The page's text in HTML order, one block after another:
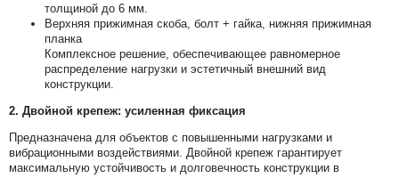
толщиной до 6 мм.
Верхняя прижимная скоба, болт + гайка, нижняя прижимная
планка
Комплексное решение, обеспечивающее равномерное
распределение нагрузки и эстетичный внешний вид
конструкции.
2. Двойной крепеж: усиленная фиксация
Предназначена для объектов с повышенными нагрузками и
вибрационными воздействиями. Двойной крепеж гарантирует
максимальную устойчивость и долговечность конструкции в